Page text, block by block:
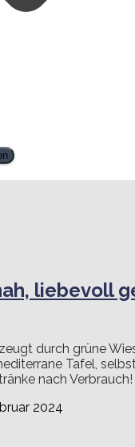
liebevoll
durch grüne
Tafel,
nach Verbrauch!
2024